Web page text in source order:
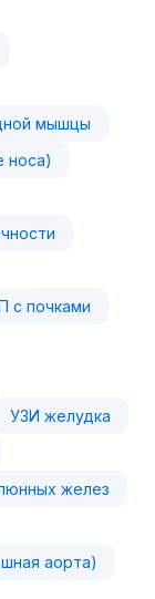
мышцы
носа)
с почками
УЗИ желудка
желез
аорта)